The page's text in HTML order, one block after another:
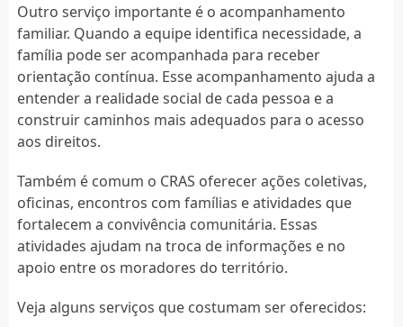
Outro serviço importante é o acompanhamento
familiar. Quando a equipe identifica necessidade, a
família pode ser acompanhada para receber
orientação contínua. Esse acompanhamento ajuda a
entender a realidade social de cada pessoa e a
construir caminhos mais adequados para o acesso
aos direitos.
Também é comum o CRAS oferecer ações coletivas,
oficinas, encontros com famílias e atividades que
fortalecem a convivência comunitária. Essas
atividades ajudam na troca de informações e no
apoio entre os moradores do território.
Veja alguns serviços que costumam ser oferecidos: